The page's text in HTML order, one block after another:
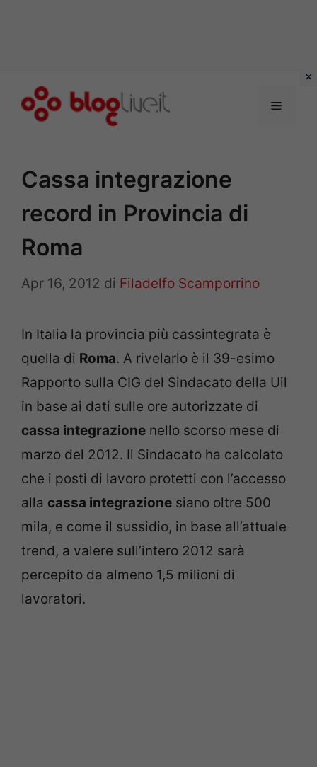
Menu
Cassa integrazione
record in Provincia di
Roma
Apr 16, 2012 di Filadelfo Scamporrino
In Italia la provincia più cassintegrata è
quella di Roma. A rivelarlo è il 39-esimo
Rapporto sulla CIG del Sindacato della Uil
in base ai dati sulle ore autorizzate di
cassa integrazione nello scorso mese di
marzo del 2012. Il Sindacato ha calcolato
che i posti di lavoro protetti con l’accesso
alla cassa integrazione siano oltre 500
mila, e come il sussidio, in base all’attuale
trend, a valere sull’intero 2012 sarà
percepito da almeno 1,5 milioni di
lavoratori.